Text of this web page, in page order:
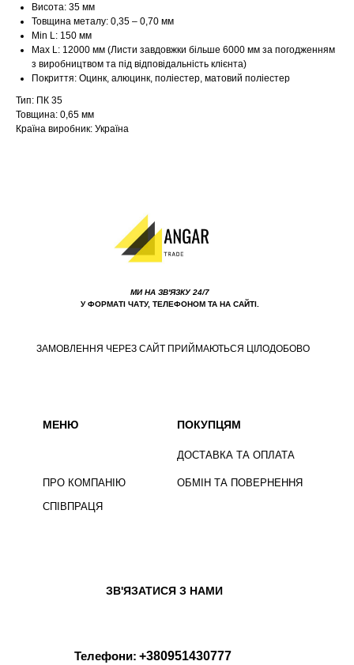
Висота: 35 мм
Товщина металу: 0,35 – 0,70 мм
Min L: 150 мм
Max L: 12000 мм (Листи завдовжки більше 6000 мм за погодженням
з виробництвом та під відповідальність клієнта)
Покриття: Оцинк, алюцинк, поліестер, матовий поліестер
Тип: ПК 35
Товщина: 0,65 мм
Країна виробник: Україна
ПРО КОМПАНІЮ
СПІВПРАЦЯ
ДОСТАВКА ТА ОПЛАТА
ОБМІН ТА ПОВЕРНЕННЯ
ПОКУПЦЯМ
МИ НА ЗВ'ЯЗКУ 24/7
У ФОРМАТІ ЧАТУ, ТЕЛЕФОНОМ ТА НА САЙТІ.
ЗВ'ЯЗАТИСЯ З НАМИ
Телефони:
МЕНЮ
ЗАМОВЛЕННЯ ЧЕРЕЗ САЙТ ПРИЙМАЮТЬСЯ ЦІЛОДОБОВО
+380951430777